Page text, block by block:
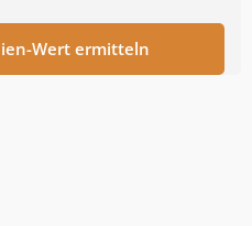
Wert ermitteln